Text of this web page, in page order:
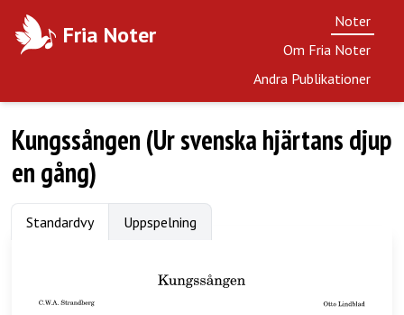
Fria Noter
Noter
Om Fria Noter
Andra Publikationer
Kungssången (Ur svenska hjärtans djup
en gång)
Standardvy Uppspelning